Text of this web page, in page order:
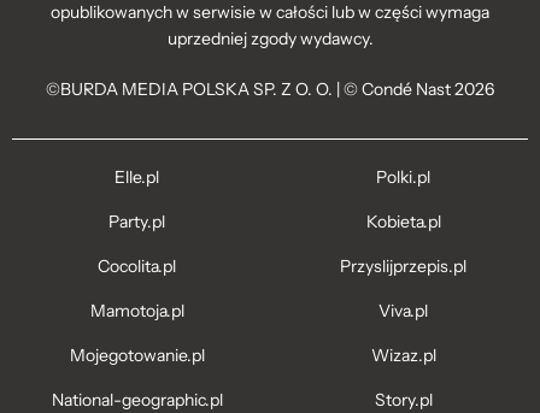
opublikowanych w serwisie w całości lub w części wymaga
uprzedniej zgody wydawcy.
©BURDA MEDIA POLSKA SP. Z O. O. | © Condé Nast 2026
Elle.pl
Party.pl
Cocolita.pl
Mamotoja.pl
Mojegotowanie.pl
National-geographic.pl
Polki.pl
Kobieta.pl
Przyslijprzepis.pl
Viva.pl
Wizaz.pl
Story.pl